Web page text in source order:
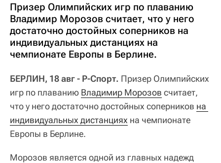
Призер Олимпийских игр по плаванию
Владимир Морозов считает, что у него
достаточно достойных соперников на
индивидуальных дистанциях на
чемпионате Европы в Берлине.
БЕРЛИН, 18 авг - Р-Спорт. Призер Олимпийских
игр по плаванию Владимир Морозов считает,
что у него достаточно достойных соперников на
индивидуальных дистанциях на чемпионате
Европы в Берлине.
Морозов является одной из главных надежд